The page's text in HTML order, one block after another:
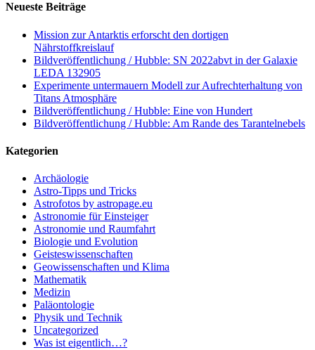
Neueste Beiträge
Mission zur Antarktis erforscht den dortigen
Nährstoffkreislauf
Bildveröffentlichung / Hubble: SN 2022abvt in der Galaxie
LEDA 132905
Experimente untermauern Modell zur Aufrechterhaltung von
Titans Atmosphäre
Bildveröffentlichung / Hubble: Eine von Hundert
Bildveröffentlichung / Hubble: Am Rande des Tarantelnebels
Kategorien
Archäologie
Astro-Tipps und Tricks
Astrofotos by astropage.eu
Astronomie für Einsteiger
Astronomie und Raumfahrt
Biologie und Evolution
Geisteswissenschaften
Geowissenschaften und Klima
Mathematik
Medizin
Paläontologie
Physik und Technik
Uncategorized
Was ist eigentlich…?